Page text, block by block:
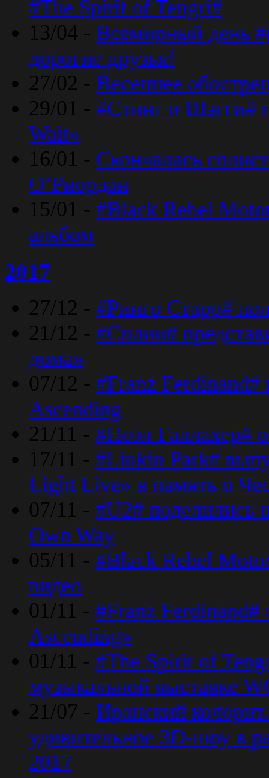
#The Spirit of Tengri#
13/04 - Всемирный день
дорогие друзья!
27/02 - Весеннее
29/01 - #Стинг и Шэгги#
Wait»
16/01 - Скончалась
O’Риордан
15/01 - #Black Rebel
альбом
2017
27/12 - #Ринго Старр#
21/12 - #Сплин#
дома»
07/12 - #Franz
Ascending
21/11 - #Ноэл Галлахер#
17/11 - #Linkin Park#
Light Live» в память о
07/11 - #U2#
Own Way
05/11 - #Black Rebel
видео
01/11 - #Franz Ferdinand#
Ascending»
01/11 - #The Spirit of
музыкальной выставке
21/07 - Иранский
удивительное 3D-шоу в
2017